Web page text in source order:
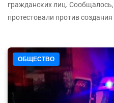
гражданских лиц.
протестовали против
ОБЩЕСТВО